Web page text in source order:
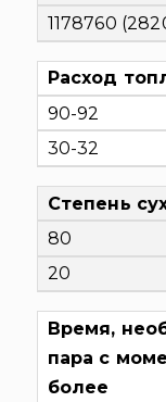
1178760
Расход
90-92
30-32
Степень
80
20
Время,
пара с
более